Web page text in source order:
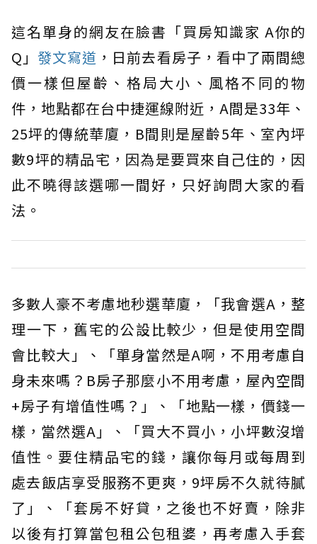
這名單身的網友在臉書「買房知識家 A你的
Q」 發文寫道 ，日前去看房子，看中了兩間總
價一樣但屋齡、格局大小、風格不同的物
件，地點都在台中捷運線附近，A間是33年、
25坪的傳統華廈，B間則是屋齡5年、室內坪
數9坪的精品宅，因為是要買來自己住的，因
此不曉得該選哪一間好，只好詢問大家的看
法。
多數人豪不考慮地秒選華廈，「我會選A，整
理一下，舊宅的公設比較少，但是使用空間
會比較大」、「單身當然是A啊，不用考慮自
身未來嗎？B房子那麼小不用考慮，屋內空間
+房子有增值性嗎？」、「地點一樣，價錢一
樣，當然選A」、「買大不買小，小坪數沒增
值性。要住精品宅的錢，讓你每月或每周到
處去飯店享受服務不更爽，9坪房不久就待膩
了」、「套房不好貸，之後也不好賣，除非
以後有打算當包租公包租婆，再考慮入手套